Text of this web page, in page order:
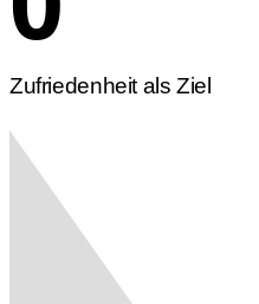
Zufriedenheit als Ziel